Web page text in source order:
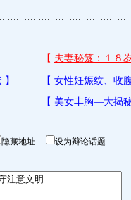
隐藏地址 设为辩论话题